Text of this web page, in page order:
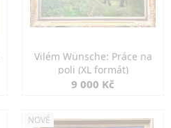
Vilém Wünsche: Práce na
poli (XL formát)
9 000 Kč
NOVÉ